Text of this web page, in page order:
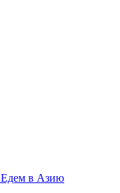
Едем в Азию